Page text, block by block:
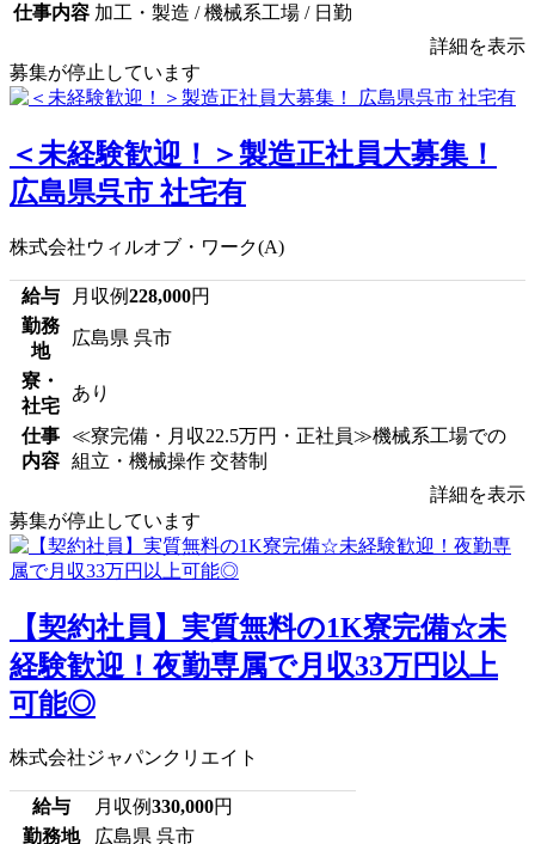
仕事内容 加工・製造 / 機械系工場 / 日勤
詳細を表示
募集が停止しています
＜未経験歓迎！＞製造正社員大募集！
広島県呉市 社宅有
株式会社ウィルオブ・ワーク(A)
給与 月収例228,000円
勤務
地
広島県 呉市
寮・
社宅
あり
仕事
内容
≪寮完備・月収22.5万円・正社員≫機械系工場での
組立・機械操作 交替制
詳細を表示
募集が停止しています
【契約社員】実質無料の1K寮完備☆未
経験歓迎！夜勤専属で月収33万円以上
可能◎
株式会社ジャパンクリエイト
給与 月収例330,000円
勤務地
広島県 呉市